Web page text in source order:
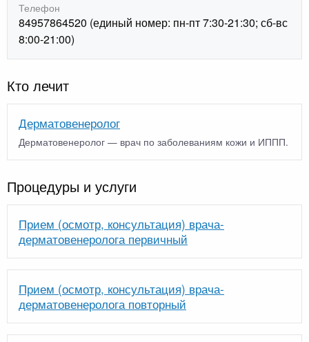
Телефон
84957864520 (единый номер: пн-пт 7:30-21:30; сб-вс
8:00-21:00)
Кто лечит
Дерматовенеролог
Дерматовенеролог — врач по заболеваниям кожи и ИППП.
Процедуры и услуги
Прием (осмотр, консультация) врача-
дерматовенеролога первичный
Прием (осмотр, консультация) врача-
дерматовенеролога повторный